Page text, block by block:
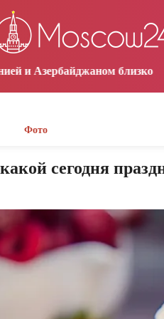
Yerevan
07:24 07:24
17:29 Рост цен на
Фото
сегодня